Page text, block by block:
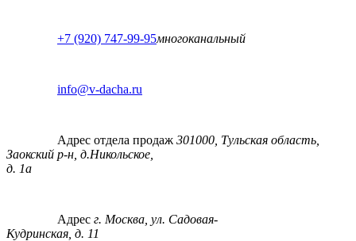
+7 (920) 747-99-95многоканальный
info@v-dacha.ru
Адрес отдела продаж 301000, Тульская область,
Заокский р-н, д.Никольское,
д. 1а
Адрес г. Москва, ул. Садовая-
Кудринская, д. 11